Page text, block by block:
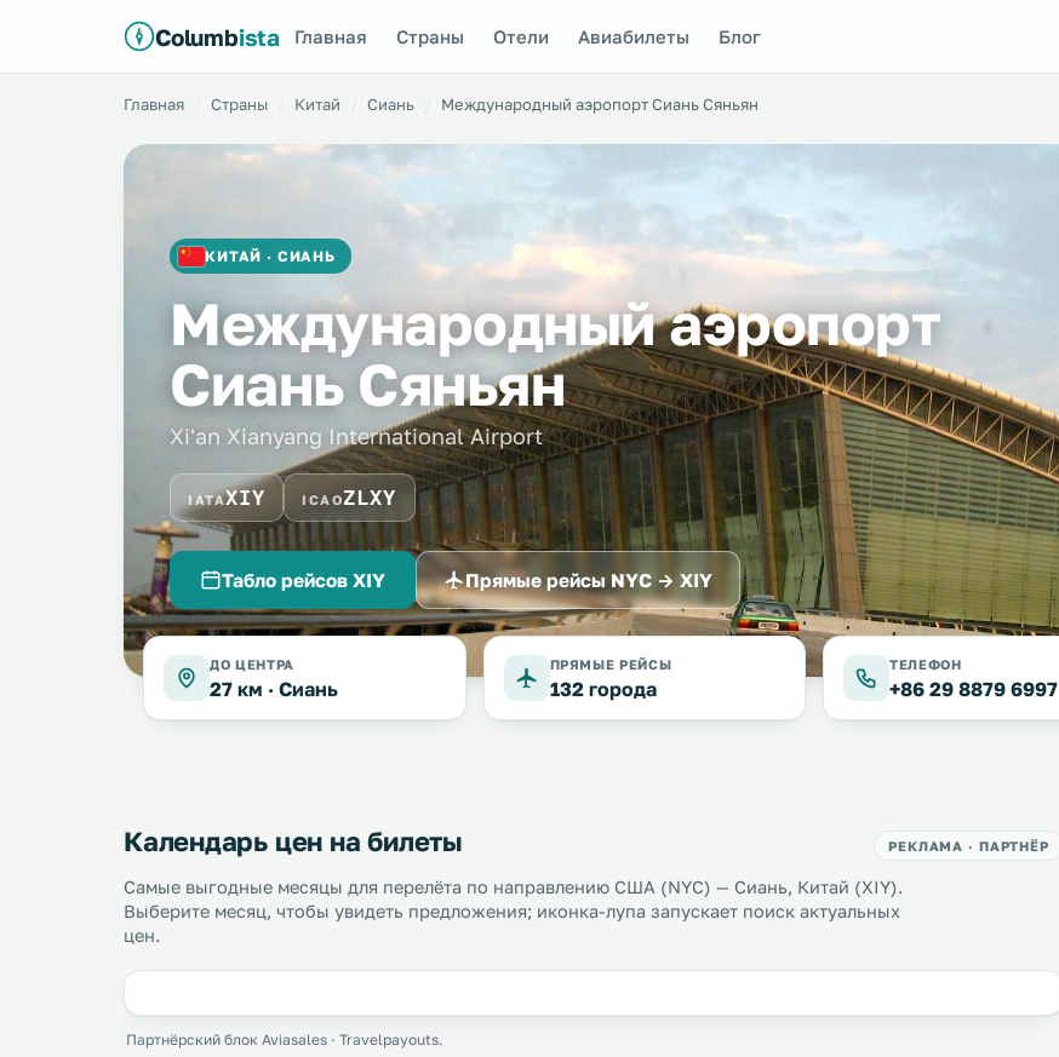
Columbista Главная Страны Отели Авиабилеты Блог
Главная Страны Китай Сиань Международный аэропорт Сиань Сяньян
КИТАЙ · СИАНЬ
Международный аэропорт
Сиань Сяньян
Xi'an Xianyang International Airport
IATAXIY ICAOZLXY
Табло рейсов XIY Прямые рейсы NYC → XIY
ДО ЦЕНТРА
27 км · Сиань
ПРЯМЫЕ РЕЙСЫ
132 города
ТЕЛЕФОН
+86 29 8879 6997
Календарь цен на билеты РЕКЛАМА · ПАРТНЁР
Самые выгодные месяцы для перелёта по направлению США (NYC) — Сиань, Китай (XIY).
Выберите месяц, чтобы увидеть предложения; иконка-лупа запускает поиск актуальных
цен.
Партнёрский блок Aviasales · Travelpayouts.